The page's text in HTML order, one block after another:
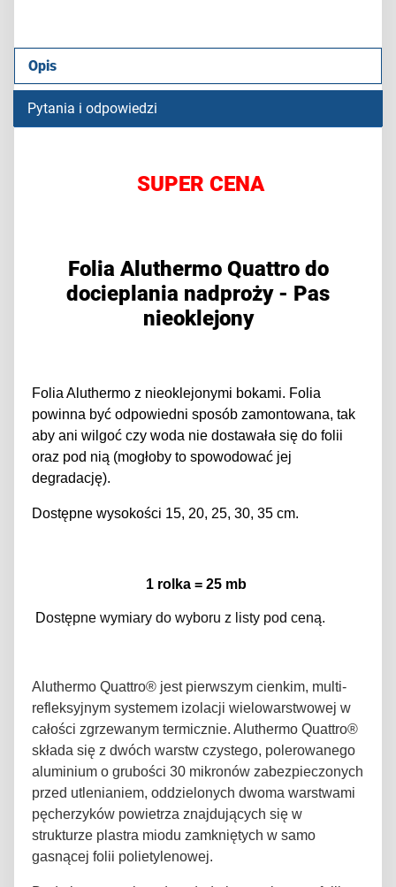
Opis
Pytania i odpowiedzi
SUPER CENA
Folia Aluthermo Quattro do
docieplania nadproży - Pas
nieoklejony
Folia Aluthermo z nieoklejonymi bokami. Folia
powinna być odpowiedni sposób zamontowana, tak
aby ani wilgoć czy woda nie dostawała się do folii
oraz pod nią (mogłoby to spowodować jej
degradację).
Dostępne wysokości 15, 20, 25, 30, 35 cm.
1 rolka = 25 mb
Dostępne wymiary do wyboru z listy pod ceną.
Aluthermo Quattro® jest pierwszym cienkim, multi-
refleksyjnym systemem izolacji wielowarstwowej w
całości zgrzewanym termicznie. Aluthermo Quattro®
składa się z dwóch warstw czystego, polerowanego
aluminium o grubości 30 mikronów zabezpieczonych
przed utlenianiem, oddzielonych dwoma warstwami
pęcherzyków powietrza znajdujących się w
strukturze plastra miodu zamkniętych w samo
gasnącej folii polietylenowej.